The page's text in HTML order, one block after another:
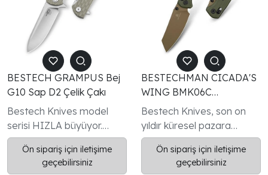
BESTECH GRAMPUS Bej
G10 Sap D2 Çelik Çakı
Bestech Knives model
serisi HIZLA büyüyor.
Müşterilerimize son
derece tasarlanmış ve
üretilmiş bıçaklar sunmayı
Ön sipariş için iletişime
geçebilirsiniz
BESTECHMAN CICADA'S
WING BMK06C
10Cr15MoV Çelik Çakı
Bestech Knives, son on
yıldır küresel pazara
yüksek kaliteli OEM üretim
hizmetleri sunmaktadır.
Kendi markamız Bestech
Ön sipariş için iletişime
geçebilirsiniz